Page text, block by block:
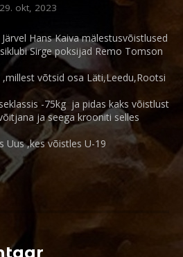
29. okt, 2023
Hans Kaiva mälestusvõistlused
Sirge poksijad Remo Tomson
,millest võtsid osa Läti,Leedu,Rootsi
-75kg ja pidas kaks võistlust
ja seega krooniti selles
Uus ,kes võistles U-19